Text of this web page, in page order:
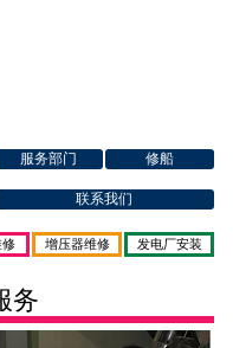
服务部门 修船
联系我们
增压器维修 发电厂安装
务